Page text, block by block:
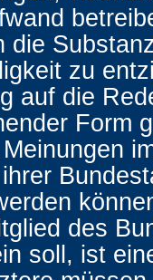
die
zu
auf die
Form
des
soll, ist